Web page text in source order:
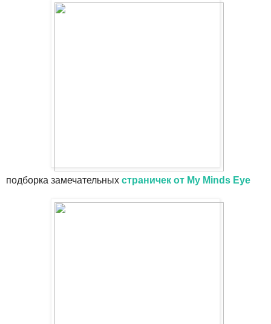
подборка замечательных страничек от My Minds Eye